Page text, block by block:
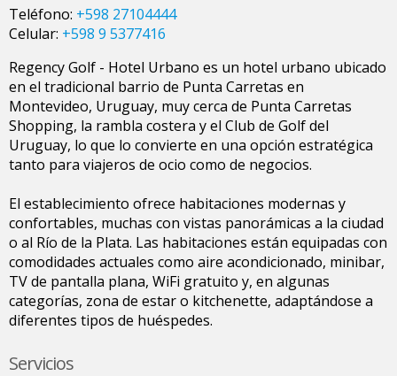
Teléfono: +598 27104444
Celular: +598 9 5377416
Regency Golf - Hotel Urbano es un hotel urbano ubicado
en el tradicional barrio de Punta Carretas en
Montevideo, Uruguay, muy cerca de Punta Carretas
Shopping, la rambla costera y el Club de Golf del
Uruguay, lo que lo convierte en una opción estratégica
tanto para viajeros de ocio como de negocios.
El establecimiento ofrece habitaciones modernas y
confortables, muchas con vistas panorámicas a la ciudad
o al Río de la Plata. Las habitaciones están equipadas con
comodidades actuales como aire acondicionado, minibar,
TV de pantalla plana, WiFi gratuito y, en algunas
categorías, zona de estar o kitchenette, adaptándose a
diferentes tipos de huéspedes.
Servicios